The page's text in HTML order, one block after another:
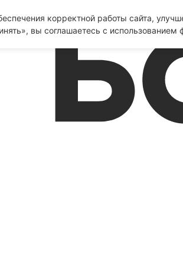
корректной работы сайта,
вы соглашаетесь с использованием